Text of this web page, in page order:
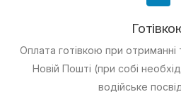
Оплата готівкою при отриманні
Новій Пошті (при собі
водійське